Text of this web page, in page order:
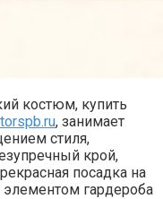
костюм, купить
, занимает
стиля,
крой,
посадка на
гардероба